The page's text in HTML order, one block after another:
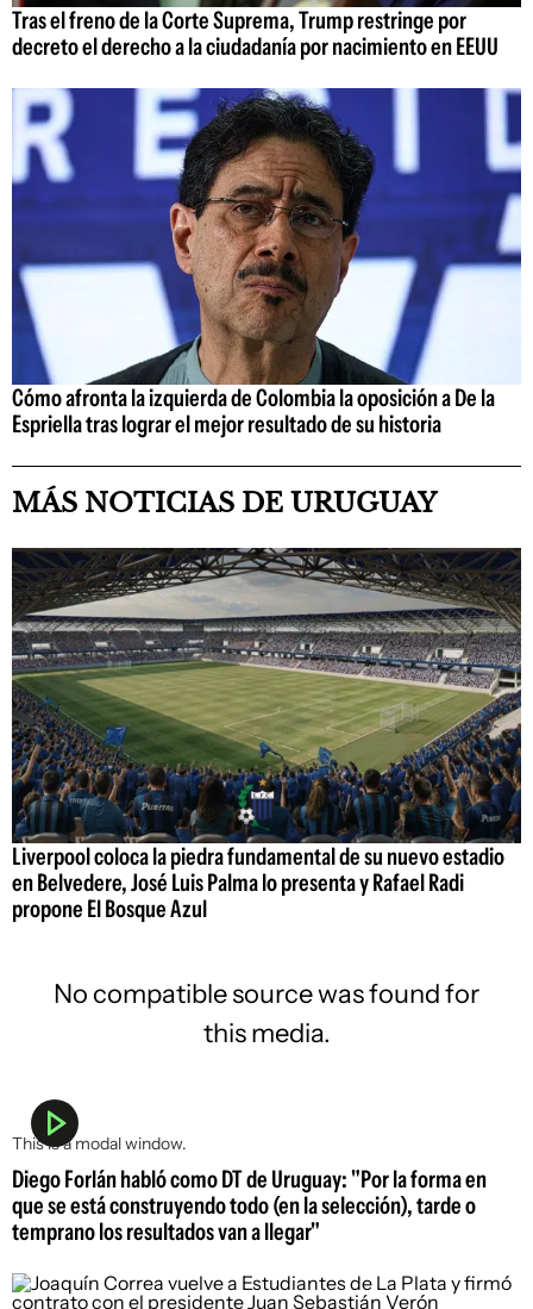
Tras el freno de la Corte Suprema, Trump restringe por
decreto el derecho a la ciudadanía por nacimiento en EEUU
Cómo afronta la izquierda de Colombia la oposición a De la
Espriella tras lograr el mejor resultado de su historia
MÁS NOTICIAS DE URUGUAY
Liverpool coloca la piedra fundamental de su nuevo estadio
en Belvedere, José Luis Palma lo presenta y Rafael Radi
propone El Bosque Azul
This is a modal window.
No compatible source was found for
this media.
Diego Forlán habló como DT de Uruguay: "Por la forma en
que se está construyendo todo (en la selección), tarde o
temprano los resultados van a llegar"